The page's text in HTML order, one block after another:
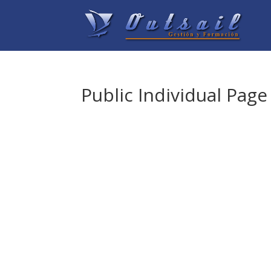
Public Individual Page